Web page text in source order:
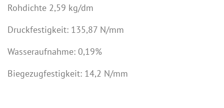
Rohdichte 2,59 kg/dm
Druckfestigkeit: 135,87 N/mm
Wasseraufnahme: 0,19%
Biegezugfestigkeit: 14,2 N/mm